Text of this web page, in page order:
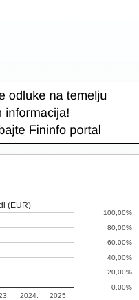
(EUR)
2024. 2025.
0,00%
20,00%
40,00%
60,00%
80,00%
100,00%